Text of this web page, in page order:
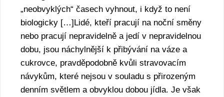
„neobvyklých“ časech vyhnout, i když to není
biologicky […]Lidé, kteří pracují na noční směny
nebo pracují nepravidelně a jedí v nepravidelnou
dobu, jsou náchylnější k přibývání na váze a
cukrovce, pravděpodobně kvůli stravovacím
návykům, které nejsou v souladu s přirozeným
denním světlem a obvyklou dobou jídla. Je však